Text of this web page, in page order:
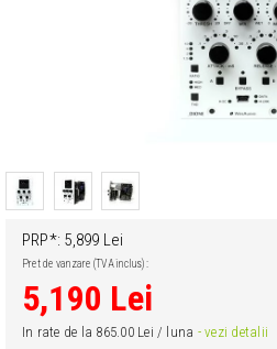
PRP*: 5,899 Lei
Pret de vanzare (TVA inclus):
5,190 Lei
In rate de la 865.00 Lei / luna - vezi detalii